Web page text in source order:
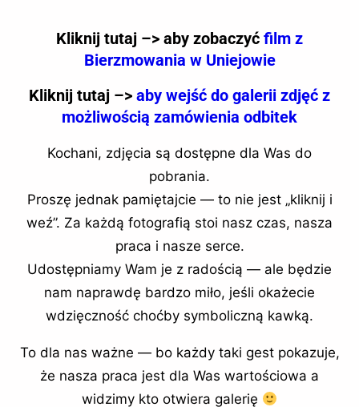
Kliknij tutaj –> aby zobaczyć film z
Bierzmowania w Uniejowie
Kliknij tutaj –> aby wejść do galerii zdjęć z
możliwością zamówienia odbitek
Kochani, zdjęcia są dostępne dla Was do
pobrania.
Proszę jednak pamiętajcie — to nie jest „kliknij i
weź”. Za każdą fotografią stoi nasz czas, nasza
praca i nasze serce.
Udostępniamy Wam je z radością — ale będzie
nam naprawdę bardzo miło, jeśli okażecie
wdzięczność choćby symboliczną kawką.
To dla nas ważne — bo każdy taki gest pokazuje,
że nasza praca jest dla Was wartościowa a
widzimy kto otwiera galerię